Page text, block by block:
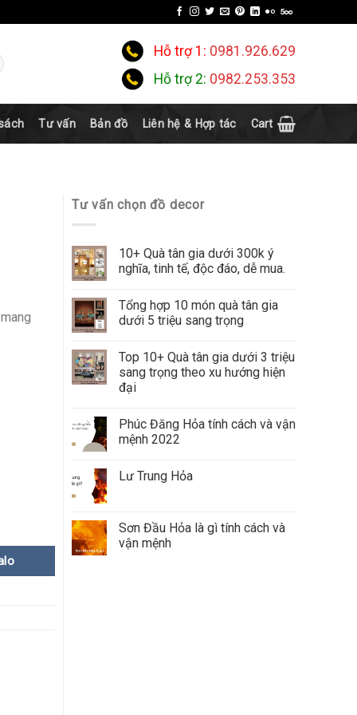
Hỗ trợ 1: 0981.926.629
Hỗ trợ 2: 0982.253.353
Tư vấn Bản đồ Liên hệ & Hợp tác Cart
Tư vấn chọn đồ decor
10+ Quà tân gia dưới 300k ý
nghĩa, tinh tế, độc đáo, dễ mua.
Tổng hợp 10 món quà tân gia
dưới 5 triệu sang trọng
Top 10+ Quà tân gia dưới 3 triệu
sang trọng theo xu hướng hiện
đại
Phúc Đăng Hỏa tính cách và vận
mệnh 2022
Lư Trung Hỏa
Sơn Đầu Hỏa là gì tính cách và
vận mệnh